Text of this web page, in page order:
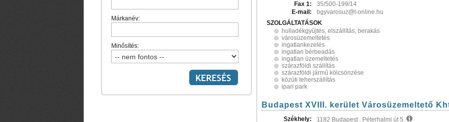
Márkanév:
Minősítés:
Fax 1:
35/500-199/14
E-mail:
bgyvarosuz@t-online.hu
SZOLGÁLTATÁSOK
hulladékgyűjtés, elszállítás, berakás
városüzemeltetés
ingatlankezelés
ingatlan bérbeadás
ingatlan üzemeltetés
szárazföldi szállítás
szárazföldi jármű kölcsönzése
közúti teherszállítás
ipari park
Budapest XVIII. kerület Városüzemeltető
Székhely: 1182 Budapest , Péterhalmi út 5.